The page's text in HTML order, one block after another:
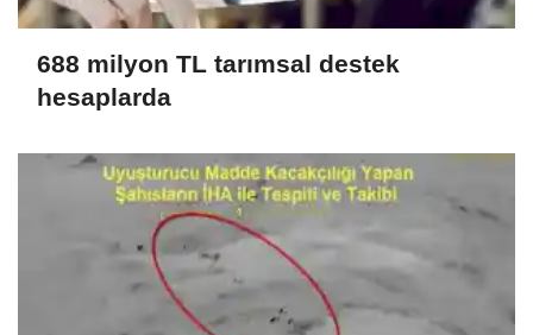
688 milyon TL tarımsal destek
hesaplarda